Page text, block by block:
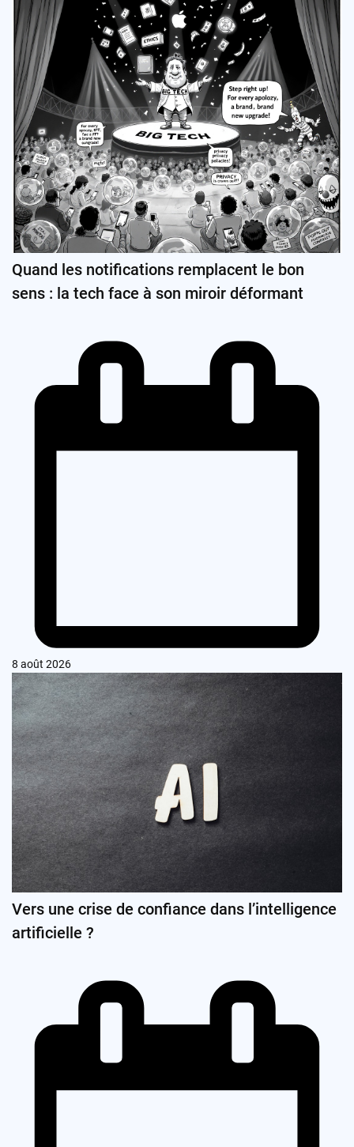
Quand les notifications remplacent le bon
sens : la tech face à son miroir déformant
8 août 2026
Vers une crise de confiance dans l’intelligence
artificielle ?